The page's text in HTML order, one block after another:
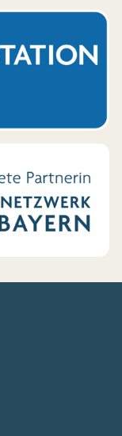
scrollen